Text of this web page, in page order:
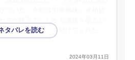
を逃げ出したのを助けてくれた
2024年03月11日